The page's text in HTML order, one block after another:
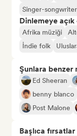
Singer-songwriter
Dinlemeye
Afrika müziği
İndie folk
Şunlara
Ed Sheeran
benny blanco
Post Malone
Başlıca fırsatlar